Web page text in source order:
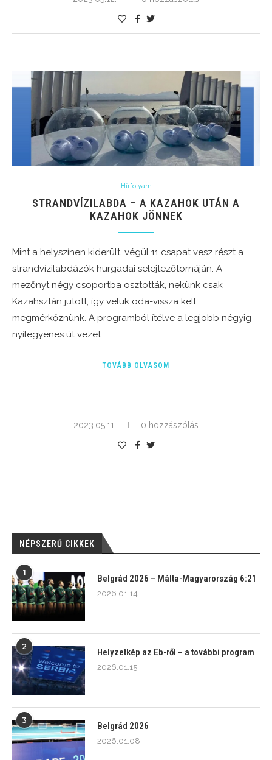
Hírfolyam
STRANDVÍZILABDA – A KAZAHOK UTÁN A
KAZAHOK JÖNNEK
Mint a helyszínen kiderült, végül 11 csapat vesz részt a
strandvízilabdázók hurgadai selejtezőtornáján. A
mezőnyt négy csoportba osztották, nekünk csak
Kazahsztán jutott, így velük oda-vissza kell
megmérkőznünk. A programból ítélve a legjobb négyig
nyílegyenes út vezet.
TOVÁBB OLVASOM
2023.05.11. 0 hozzászólás
NÉPSZERŰ CIKKEK
1
Belgrád 2026 – Málta-Magyarország 6:21
2026.01.14.
2
Helyzetkép az Eb-ről – a további program
2026.01.15.
3
Belgrád 2026
2026.01.08.